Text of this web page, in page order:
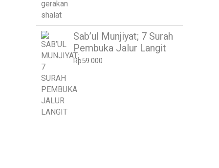
Sab’ul Munjiyat; 7 Surah
Pembuka Jalur Langit
Rp59.000